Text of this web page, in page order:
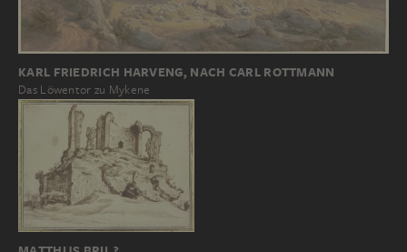
KARL FRIEDRICH HARVENG, NACH CARL ROTTMANN
Das Löwentor zu Mykene